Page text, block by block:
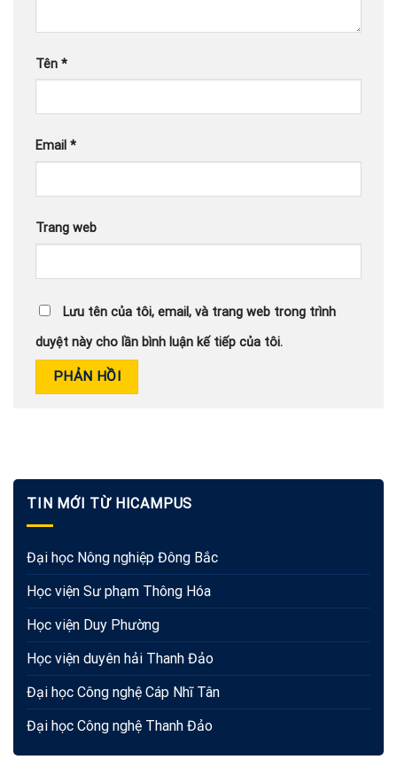
Tên *
Email *
Trang web
Lưu tên của tôi, email, và trang web trong trình
duyệt này cho lần bình luận kế tiếp của tôi.
TIN MỚI TỪ HICAMPUS
Đại học Nông nghiệp Đông Bắc
Học viện Sư phạm Thông Hóa
Học viện Duy Phường
Học viện duyên hải Thanh Đảo
Đại học Công nghệ Cáp Nhĩ Tân
Đại học Công nghệ Thanh Đảo